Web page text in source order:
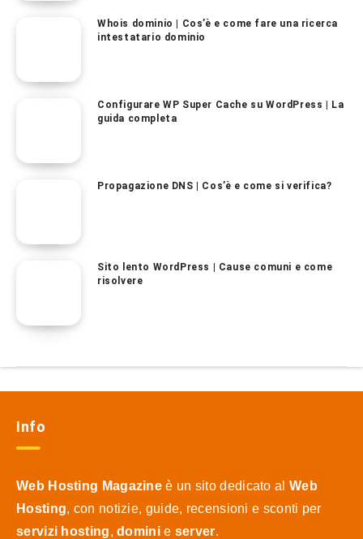
Whois dominio | Cos’è e come fare una ricerca
intestatario dominio
Configurare WP Super Cache su WordPress | La
guida completa
Propagazione DNS | Cos’è e come si verifica?
Sito lento WordPress | Cause comuni e come
risolvere
Info
Web Hosting Magazine è un sito dedicato al Web
Hosting, con notizie, guide, recensioni e sconti per
servizi hosting,dominie server.